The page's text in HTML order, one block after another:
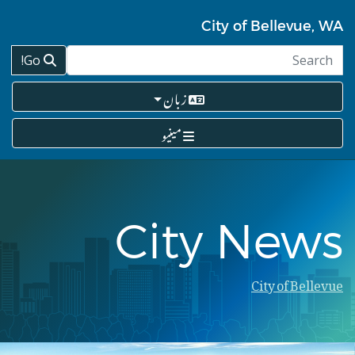
main
content
City of Bellevue, WA
زبان
مینیو
City News
Breadcrumb
City of Bellevue